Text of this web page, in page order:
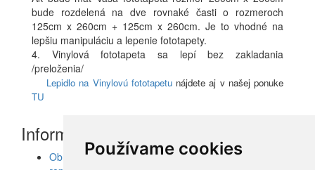
Používame cookies
bude rozdelená na dve rovnaké časti o rozmeroch
125cm x 260cm + 125cm x 260cm. Je to vhodné na
lepšiu manipuláciu a lepenie fototapety.
4. Vinylová fototapeta sa lepí bez zakladania
/preloženia/
Lepidlo na Vinylovú fototapetunájdete aj v našej ponuke
TU
Informácie
Obrazy, nálepky, fototapety, šablóny, dekorácie,